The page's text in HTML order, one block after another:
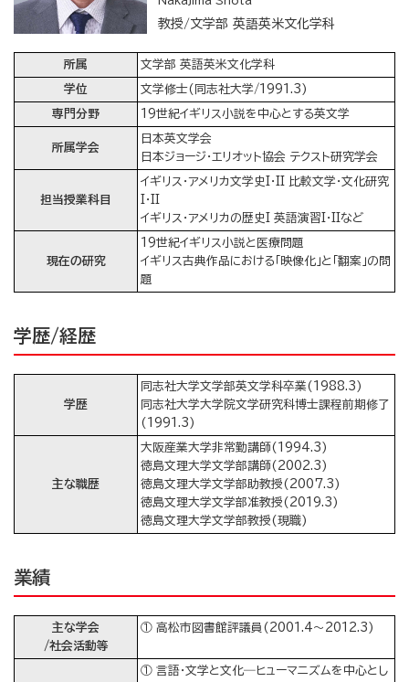
教授/文学部 英語英米文化学科
所属 文学部 英語英米文化学科
学位 文学修士(同志社大学/1991.3)
専門分野 19世紀イギリス小説を中心とする英文学
所属学会
日本英文学会
日本ジョージ・エリオット協会 テクスト研究学会
担当授業科目
イギリス・アメリカ文学史I・II 比較文学・文化研究
I・II
イギリス・アメリカの歴史I 英語演習I・IIなど
現在の研究
19世紀イギリス小説と医療問題
イギリス古典作品における「映像化」と「翻案」の問
題
学歴/経歴
学歴
同志社大学文学部英文学科卒業(1988.3)
同志社大学大学院文学研究科博士課程前期修了
(1991.3)
主な職歴
大阪産業大学非常勤講師(1994.3)
徳島文理大学文学部講師(2002.3)
徳島文理大学文学部助教授(2007.3)
徳島文理大学文学部准教授(2019.3)
徳島文理大学文学部教授(現職)
業績
主な学会
/社会活動等
① 高松市図書館評議員(2001.4～2012.3)
① 言語・文学と文化―ヒューマニズムを中心とし